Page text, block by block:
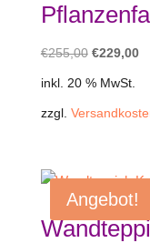
€255,00
€255,00
€229,00
inkl. 20 % MwSt.
zzgl.
Angebot!